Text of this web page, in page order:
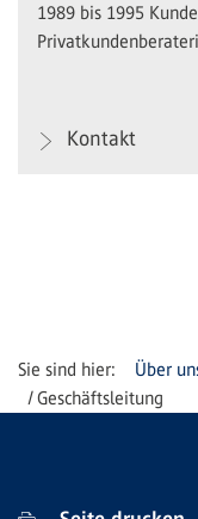
1989 bis 1995
Kontakt
Über
Geschäftsleitung